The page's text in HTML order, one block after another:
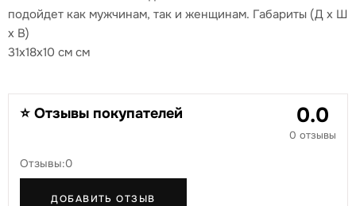
подойдет как мужчинам, так и женщинам. Габариты (Д x Ш
x В)
31х18х10 см см
⭐ Отзывы покупателей 0.0
0 отзывы
Отзывы:0
ДОБАВИТЬ ОТЗЫВ